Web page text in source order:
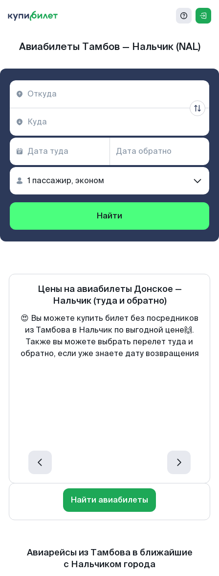
Авиабилеты Тамбов — Нальчик (NAL)
Найти
Цены на авиабилеты Донское —
Нальчик (туда и обратно)
😍 Вы можете купить билет без посредников
из Тамбова в Нальчик по выгодной цене🙌.
Также вы можете выбрать перелет туда и
обратно, если уже знаете дату возвращения
Найти авиабилеты
Авиарейсы из Тамбова в ближайшие
с Нальчиком города